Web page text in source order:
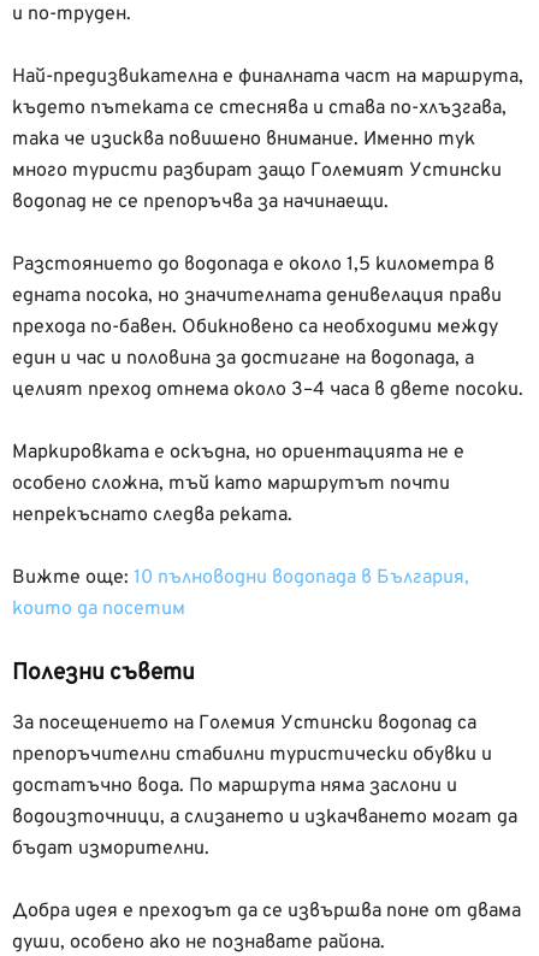
и по-труден.
Най-предизвикателна е финалната част на маршрута,
където пътеката се стеснява и става по-хлъзгава,
така че изисква повишено внимание. Именно тук
много туристи разбират защо Големият Устински
водопад не се препоръчва за начинаещи.
Разстоянието до водопада е около 1,5 километра в
едната посока, но значителната денивелация прави
прехода по-бавен. Обикновено са необходими между
един и час и половина за достигане на водопада, а
целият преход отнема около 3–4 часа в двете посоки.
Маркировката е оскъдна, но ориентацията не е
особено сложна, тъй като маршрутът почти
непрекъснато следва реката.
Вижте още: 10 пълноводни водопада в България,
които да посетим
Полезни съвети
За посещението на Големия Устински водопад са
препоръчителни стабилни туристически обувки и
достатъчно вода. По маршрута няма заслони и
водоизточници, а слизането и изкачването могат да
бъдат изморителни.
Добра идея е преходът да се извършва поне от двама
души, особено ако не познавате района.